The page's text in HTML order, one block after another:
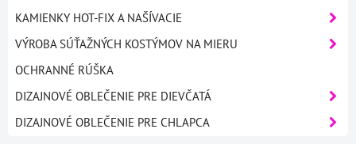
KAMIENKY HOT-FIX A NAŠÍVACIE
VÝROBA SÚŤAŽNÝCH KOSTÝMOV NA MIERU
OCHRANNÉ RÚŠKA
DIZAJNOVÉ OBLEČENIE PRE DIEVČATÁ
DIZAJNOVÉ OBLEČENIE PRE CHLAPCA